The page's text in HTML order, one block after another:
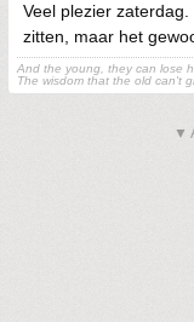
Veel plezier
zitten, maar het
And the young, they can lose
The wisdom that the old can't
▼